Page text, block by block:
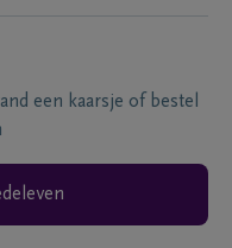
een kaarsje of bestel